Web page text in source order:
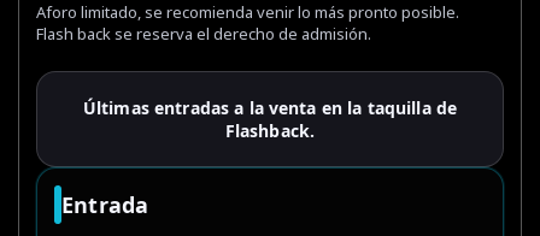
Aforo limitado, se recomienda venir lo más pronto posible.
Flash back se reserva el derecho de admisión.
Últimas entradas a la venta en la taquilla de
Flashback.
Entrada